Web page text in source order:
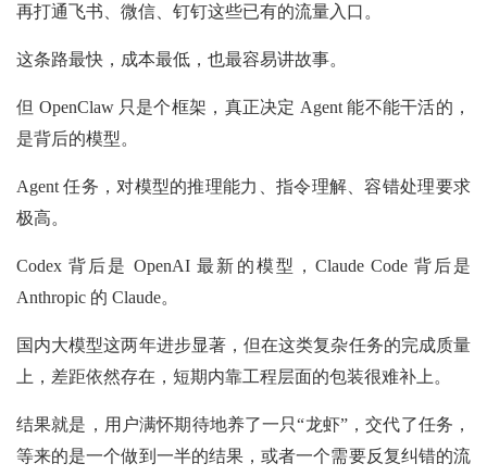
再打通飞书、微信、钉钉这些已有的流量入口。
这条路最快，成本最低，也最容易讲故事。
但 OpenClaw 只是个框架，真正决定 Agent 能不能干活的，
是背后的模型。
Agent 任务，对模型的推理能力、指令理解、容错处理要求
极高。
Codex 背后是 OpenAI 最新的模型，Claude Code 背后是
Anthropic 的 Claude。
国内大模型这两年进步显著，但在这类复杂任务的完成质量
上，差距依然存在，短期内靠工程层面的包装很难补上。
结果就是，用户满怀期待地养了一只“龙虾”，交代了任务，
等来的是一个做到一半的结果，或者一个需要反复纠错的流